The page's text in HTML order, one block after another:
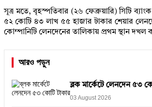
সূত্র মতে, বৃহস্পতিবার (২৬ ফেব্রুয়ারি) সিটি
৫২ কোটি ৪৩ লাখ ৫৫ হাজার টাকার শেয়ার
কোম্পানিটি লেনদেনের তালিকায় প্রথম স্থান দখল
আরও পড়ুন
ব্লক মার্কেটে লেনদেন ৫৩
03 August 2026